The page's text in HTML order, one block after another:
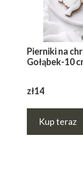
Pierniki na
Gołąbek-10
zł14
Kup teraz